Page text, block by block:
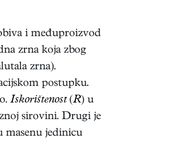
i međuproizvod
zrna koja zbog
zrna).
postupku.
Iskorištenost(R) u
sirovini. Drugi je
masenu jedinicu